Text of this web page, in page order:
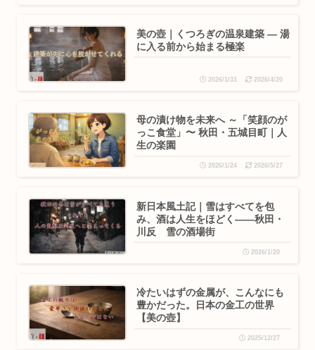
美の壺｜くつろぎの温泉建築 ― 湯
に入る前から始まる極楽
2026/1/31 2026/4/20
母の漬け物を未来へ ～「笑顔のが
っこ食堂」〜 秋田・五城目町｜人
生の楽園
2026/1/24 2026/5/27
新日本風土記｜雪はすべてを包
み、酒は人生をほどく——秋田・
川反 雪の酒場街
2026/1/20
冷たいはずの金属が、こんなにも
豊かだった。日本の金工の世界
【美の壺】
2025/12/27